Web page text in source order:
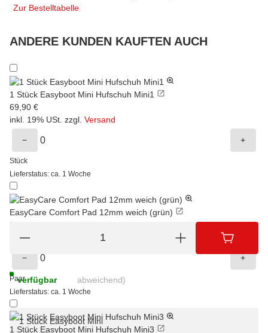
Zur Bestelltabelle
ANDERE KUNDEN KAUFTEN AUCH
1 Stück Easyboot Mini Hufschuh Mini1
69,90 €
inkl. 19% USt. zzgl. Versand
− +
Stück
Lieferstatus: ca. 1 Woche
EasyCare Comfort Pad 12mm weich (grün)
23,00 €
inkl. 19% USt. zzgl.
Versand
− +
Paar
Lieferstatus: ca. 1 Woche
1 Stück Easyboot Mini Hufschuh Mini3
Sofort
verfügbar
abweichend)
1 Stück Easyboot Mini